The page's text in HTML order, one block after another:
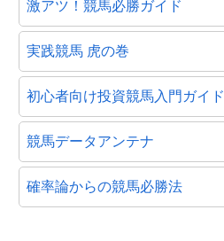
激アツ！競馬必勝ガイド
実践競馬 虎の巻
初心者向け投資競馬入門ガイド
競馬データアンテナ
確率論からの競馬必勝法